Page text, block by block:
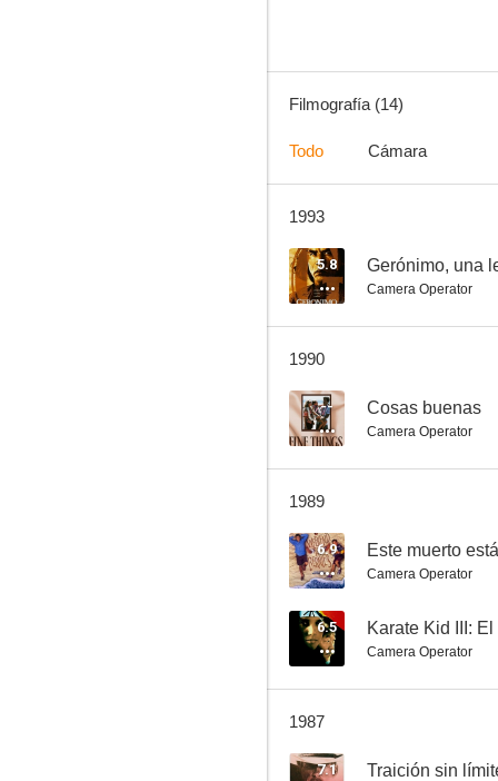
Gerónimo, una leyenda
Filmografía (14)
Todo Cámara
1993
5.8 Gerónimo, una
Camera Operator
1990
-- Cosas buenas
Camera Operator
1989
6.9 Este muerto
Camera Operator
6.5 Karate Kid III:
Camera Operator
1987
7.1 Traición sin